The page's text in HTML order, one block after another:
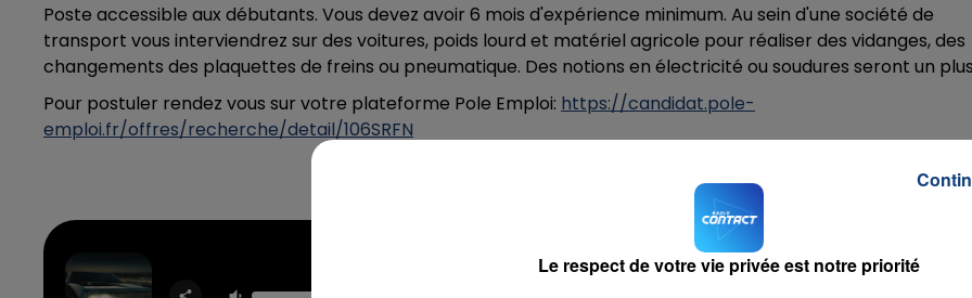
Poste accessible aux débutants. Vous devez avoir 6 mois d'expérience minimum. Au sein d'une société de
transport vous interviendrez sur des voitures, poids lourd et matériel agricole pour réaliser des vidanges, des
changements des plaquettes de freins ou pneumatique. Des notions en électricité ou soudures seront un
Pour postuler rendez vous sur votre plateforme Pole Emploi: https://candidat.pole-
emploi.fr/offres/recherche/detail/106SRFN
Le respect de votre vie privée est notre priorité